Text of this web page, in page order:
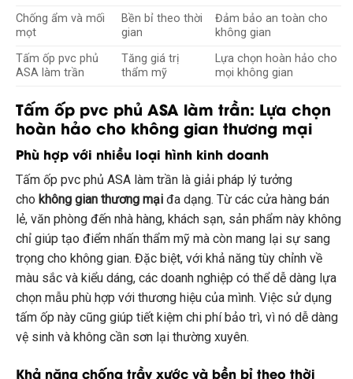
Chống ẩm và mối
mọt
Bền bỉ theo thời
gian
Đảm bảo an toàn cho
không gian
Tấm ốp pvc phủ
ASA làm trần
Tăng giá trị
thẩm mỹ
Lựa chọn hoàn hảo cho
mọi không gian
Tấm ốp pvc phủ ASA làm trần: Lựa chọn
hoàn hảo cho không gian thương mại
Phù hợp với nhiều loại hình kinh doanh
Tấm ốp pvc phủ ASA làm trần là giải pháp lý tưởng
cho không gian thương mại đa dạng. Từ các cửa hàng bán
lẻ, văn phòng đến nhà hàng, khách sạn, sản phẩm này không
chỉ giúp tạo điểm nhấn thẩm mỹ mà còn mang lại sự sang
trọng cho không gian. Đặc biệt, với khả năng tùy chỉnh về
màu sắc và kiểu dáng, các doanh nghiệp có thể dễ dàng lựa
chọn mẫu phù hợp với thương hiệu của mình. Việc sử dụng
tấm ốp này cũng giúp tiết kiệm chi phí bảo trì, vì nó dễ dàng
vệ sinh và không cần sơn lại thường xuyên.
Khả năng chống trầy xước và bền bỉ theo thời